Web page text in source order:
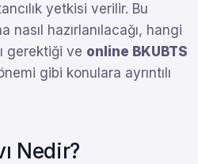
yetkisi verilir. Bu
nasıl hazırlanılacağı, hangi
gerektiği ve online BKUBTS
gibi konulara ayrıntılı
Nedir?